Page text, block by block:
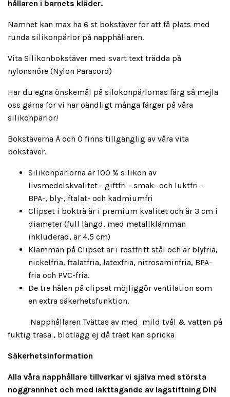
hållaren i barnets kläder.
Namnet kan max ha 6 st bokstäver för att få plats med
runda silikonpärlor på napphållaren.
Vita Silikonbokstäver med svart text trädda på
nylonsnöre (Nylon Paracord)
Har du egna önskemål på silokonpärlornas färg så mejla
oss gärna för vi har oändligt många färger på våra
silikonpärlor!
Bokstäverna Ä och Ö finns tillgänglig av våra vita
bokstäver.
Silikonpärlorna är 100 % silikon av
livsmedelskvalitet - giftfri - smak- och luktfri -
BPA-, bly-, ftalat- och kadmiumfri
Clipset i bokträ är i premium kvalitet och är 3 cm i
diameter (full längd, med metallklämman
inkluderad, är 4,5 cm)
Klämman på Clipset är i rostfritt stål och är blyfria,
nickelfria, ftalatfria, latexfria, nitrosaminfria, BPA-
fria och PVC-fria.
De tre hålen på clipset möjliggör ventilation som
en extra säkerhetsfunktion.
Napphållaren Tvättas av med mild tvål & vatten på
fuktig trasa , blötlägg ej då träet kan spricka
Säkerhetsinformation
Alla våra napphållare tillverkar vi själva med största
noggrannhet och med iakttagande av lagstiftning DIN